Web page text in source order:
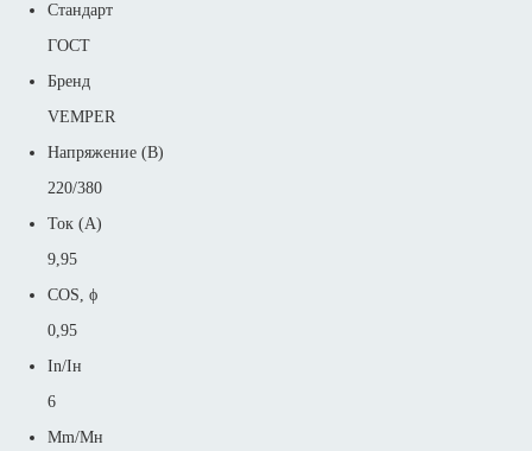
Стандарт
ГОСТ
Бренд
VEMPER
Напряжение (В)
220/380
Ток (А)
9,95
COS, ϕ
0,95
In/Iн
6
Mm/Mн